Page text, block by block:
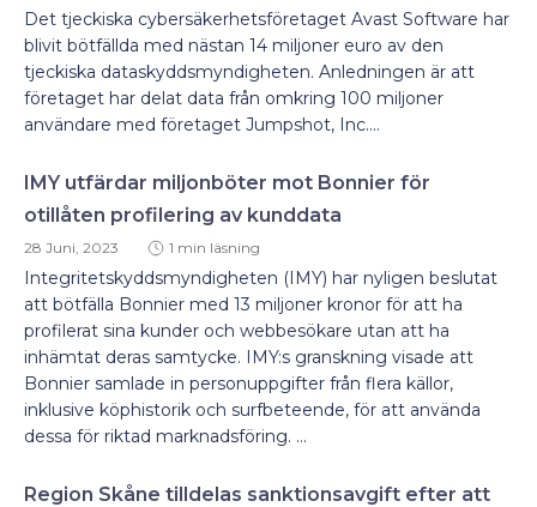
Det tjeckiska cybersäkerhetsföretaget Avast Software har
blivit bötfällda med nästan 14 miljoner euro av den
tjeckiska dataskyddsmyndigheten. Anledningen är att
företaget har delat data från omkring 100 miljoner
användare med företaget Jumpshot, Inc....
IMY utfärdar miljonböter mot Bonnier för
otillåten profilering av kunddata
28 Juni, 2023 1 min läsning
Integritetskyddsmyndigheten (IMY) har nyligen beslutat
att bötfälla Bonnier med 13 miljoner kronor för att ha
profilerat sina kunder och webbesökare utan att ha
inhämtat deras samtycke. IMY:s granskning visade att
Bonnier samlade in personuppgifter från flera källor,
inklusive köphistorik och surfbeteende, för att använda
dessa för riktad marknadsföring. ...
Region Skåne tilldelas sanktionsavgift efter att